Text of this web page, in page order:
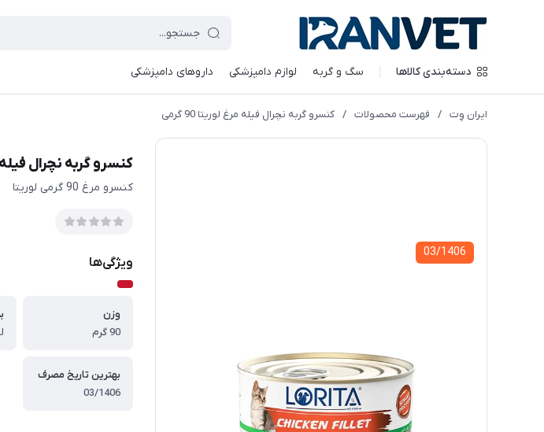
دسته‌بندی کالاها سگ و گربه لوازم دامپزشکی داروهای دامپزشکی
ایران وِت / فهرست محصولات / کنسرو گربه نچرال فیله مرغ لوریتا 90 گرمی
03/1406
کنسرو گربه نچرال فیله مرغ
کنسرو مرغ 90 گرمی لوریتا
ویژگی‌ها
وزن
90 گرم
بهترین تاریخ مصرف
03/1406